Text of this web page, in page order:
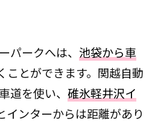
パークへは、 池袋から車
ことができます。関越自動
道を使い、 碓氷軽井沢イ
インターからは距離があり